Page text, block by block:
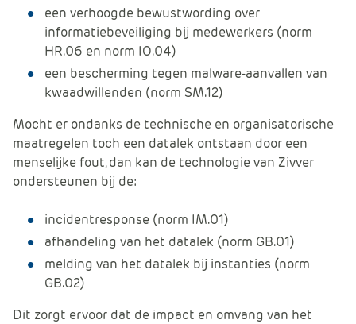
een verhoogde bewustwording over
informatiebeveiliging bij medewerkers (norm
HR.06 en norm IO.04)
een bescherming tegen malware-aanvallen van
kwaadwillenden (norm SM.12)
Mocht er ondanks de technische en organisatorische
maatregelen toch een datalek ontstaan door een
menselijke fout, dan kan de technologie van Zivver
ondersteunen bij de:
incidentresponse (norm IM.01)
afhandeling van het datalek (norm GB.01)
melding van het datalek bij instanties (norm
GB.02)
Dit zorgt ervoor dat de impact en omvang van het